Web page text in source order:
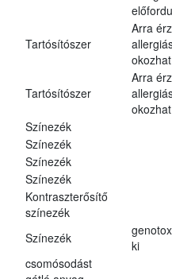
Tartósítószer
Arra
Tartósítószer
Arra
Színezék
Színezék
Színezék
Színezék
Kontraszterősítő
színezék
Színezék
ki
csomósodást